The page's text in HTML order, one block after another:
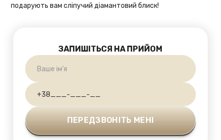
подарують вам сліпучий діамантовий блиск!
ЗАПИШІТЬСЯ НА ПРИЙОМ